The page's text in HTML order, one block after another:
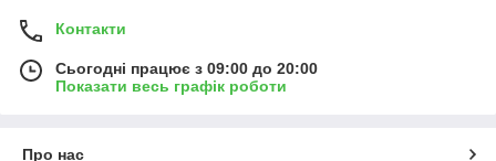
Контакти
Сьогодні працює з 09:00 до 20:00
Показати весь графік роботи
Про нас